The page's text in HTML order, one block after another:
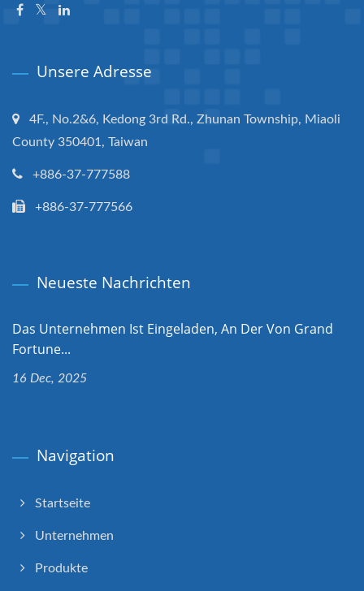
Unsere Adresse
4F., No.2&6, Kedong 3rd Rd., Zhunan Township, Miaoli
County 350401, Taiwan
+886-37-777588
+886-37-777566
Neueste Nachrichten
Das Unternehmen Ist Eingeladen, An Der Von Grand
Fortune...
16 Dec, 2025
Navigation
Startseite
Unternehmen
Produkte